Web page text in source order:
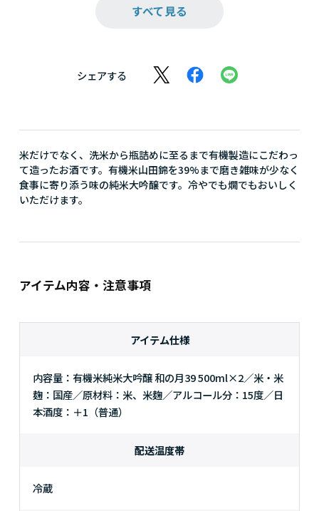
すべて見る
シェアする
米だけでなく、洗米から瓶詰めに至るまで有機製造にこだわっ
て造ったお酒です。有機米山田錦を39%まで磨き雑味が少なく
食事に寄り添う味の純米大吟醸です。冷やでも燗でもおいしく
いただけます。
アイテム内容・注意事項
アイテム仕様
内容量：有機米純米大吟醸 和の月39 500ml×2／米・米
麹：国産／原材料：米、米麹／アルコール分：15度／日
本酒度：＋1（普通）
配送温度帯
冷蔵